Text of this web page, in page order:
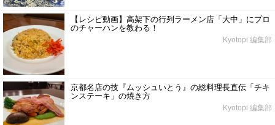
【レシピ動画】高架下の行列ラーメン店「大中」にプロ
のチャーハンを教わる！
Kyotopi 編集部
京都名店の技『ムッシュいとう』の総料理長直伝「チキ
ンステーキ」の焼き方
Kyotopi 編集部